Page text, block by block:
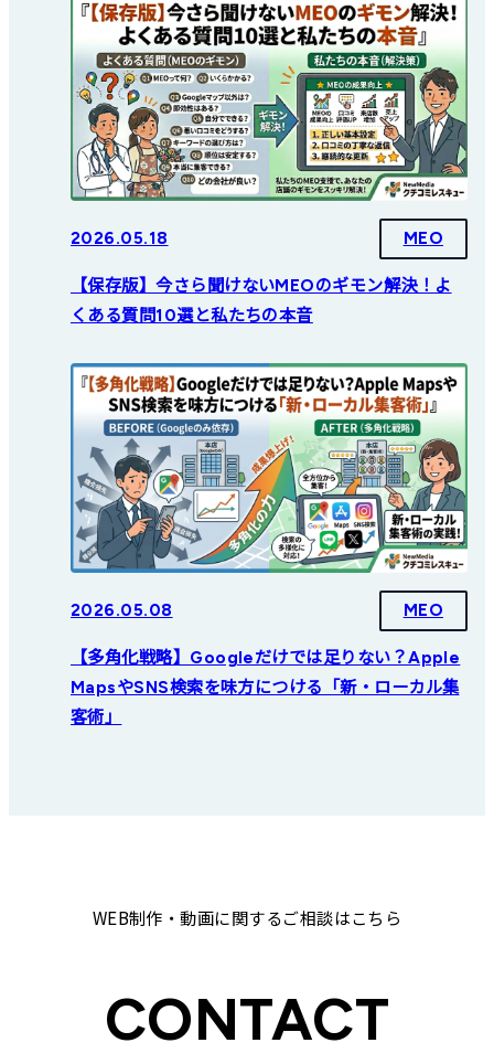
2026.05.18 MEO
【保存版】今さら聞けないMEOのギモン解決！よ
くある質問10選と私たちの本音
2026.05.08 MEO
【多角化戦略】Googleだけでは足りない？Apple
MapsやSNS検索を味方につける「新・ローカル集
客術」
WEB制作・動画に関するご相談はこちら
CONTACT